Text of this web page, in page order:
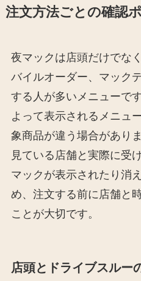
注文方法ごとの確認
夜マックは店頭だけでな
バイルオーダー、マック
する人が多いメニューで
よって表示されるメニュ
象商品が違う場合があり
見ている店舗と実際に受
マックが表示されたり消
め、注文する前に店舗と
ことが大切です。
店頭とドライブスルー